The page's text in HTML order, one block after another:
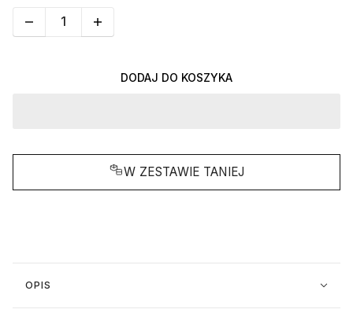
DODAJ DO KOSZYKA
W ZESTAWIE TANIEJ
OPIS